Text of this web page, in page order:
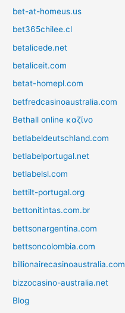
bet-at-homeus.us
bet365chilee.cl
betalicede.net
betaliceit.com
betat-homepl.com
betfredcasinoaustralia.com
Bethall online καζίνο
betlabeldeutschland.com
betlabelportugal.net
betlabelsl.com
bettilt-portugal.org
bettonitintas.com.br
bettsonargentina.com
bettsoncolombia.com
billionairecasinoaustralia.com
bizzocasino-australia.net
Blog